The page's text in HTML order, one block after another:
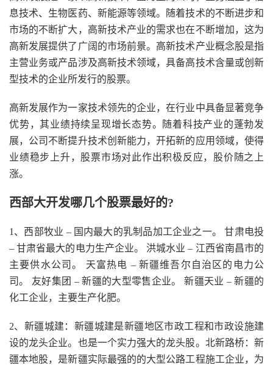
息技术、生物医药、新能源等领域。随着技术的不断进步和
市场的不断扩大，高新技术产业的需求也在不断增加，这为
高新发展提供了广阔的市场前景。高新技术产业概念股是指
主营业务或产品涉及高新技术领域，具备高技术含量或创新
型技术的企业所发行的股票。
高新发展作为一家技术领先的企业，在行业中具备显著竞争
优势，其业绩持续呈现增长态势。随着科技产业的蓬勃发
展，公司不断提升技术创新能力，开拓新的应用领域，使得
业绩稳步上升，股票市场对此作出积极反应，股价随之上
涨。
西部大开发哪几个股票最好的?
1、西部牧业 – 国内最大的乳制品加工企业之一。 甘肃电投
– 甘肃省最大的电力生产企业。 洪城水业 – 江西省南昌市的
主要供水公司。 天富热电 – 新疆维吾尔自治区的电力公
司。 友好集团 – 新疆的大型零售企业。 新疆天业 – 新疆的
化工企业，主要生产化肥。
2、新疆城建：新疆城建是新疆地区市政工程和市政设施建
设的龙头企业。也是一个实力强大的龙头股。北新路桥：新
疆本地股，是新疆实际最强的的大型公路工程施工企业，为